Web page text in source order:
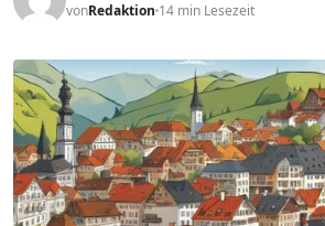
vonRedaktion 14 min Lesezeit